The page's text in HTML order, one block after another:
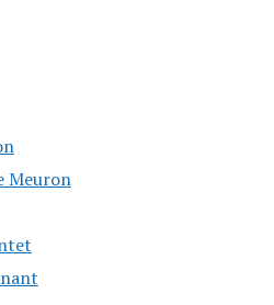
Meuron